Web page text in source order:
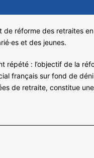
réforme des retraites
et des jeunes.
répété : l’objectif de la
français sur fond de
de retraite, constitue